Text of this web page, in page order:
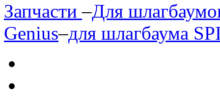
Запчасти–Для
Genius–для шлагбаума